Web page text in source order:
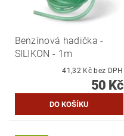
Benzínová hadička -
SILIKON - 1m
41,32 Kč bez DPH
50 Kč